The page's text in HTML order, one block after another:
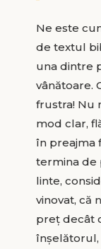
Ne este
de textul
una dintre
vânătoare.
frustra! Nu
mod clar,
în preajma
termina de
linte,
vinovat, că
preț decât
înșelătorul,